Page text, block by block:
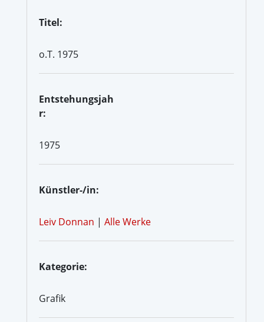
Titel:
o.T. 1975
Entstehungsjah
r:
1975
Künstler-/in:
Leiv Donnan | Alle Werke
Kategorie:
Grafik